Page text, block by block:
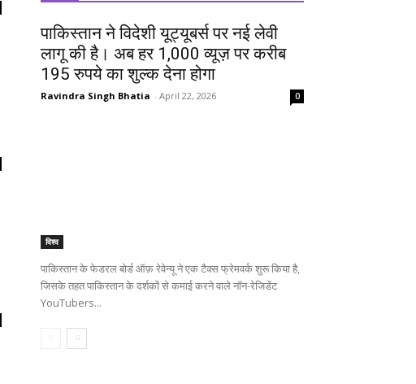
पाकिस्तान ने विदेशी यूट्यूबर्स पर नई लेवी
लागू की है। अब हर 1,000 व्यूज़ पर करीब
195 रुपये का शुल्क देना होगा
Ravindra Singh Bhatia - April 22, 2026 0
विश्व
पाकिस्तान के फेडरल बोर्ड ऑफ़ रेवेन्यू ने एक टैक्स फ्रेमवर्क शुरू किया है,
जिसके तहत पाकिस्तान के दर्शकों से कमाई करने वाले नॉन-रेजिडेंट
YouTubers...